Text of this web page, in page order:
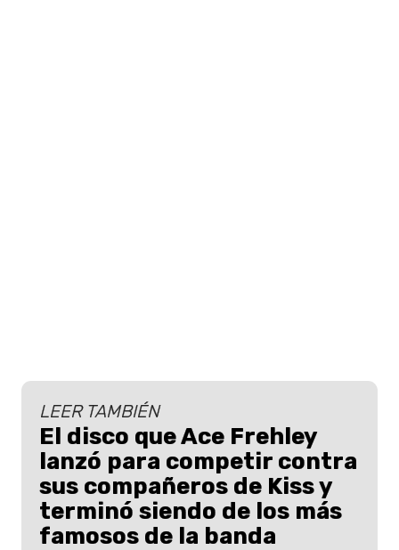
LEER TAMBIÉN
El disco que Ace Frehley
lanzó para competir contra
sus compañeros de Kiss y
terminó siendo de los más
famosos de la banda